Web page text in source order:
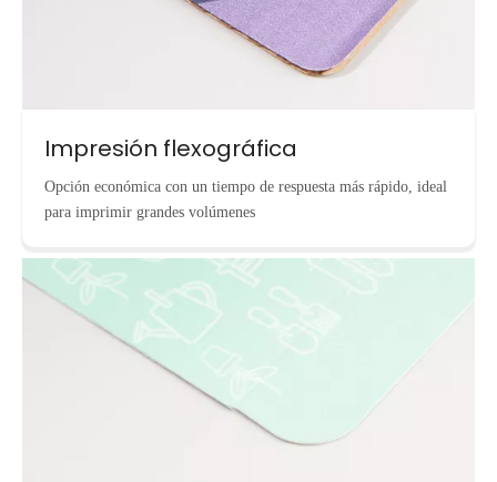
Impresión flexográfica
Opción económica con un tiempo de respuesta más rápido, ideal
para imprimir grandes volúmenes